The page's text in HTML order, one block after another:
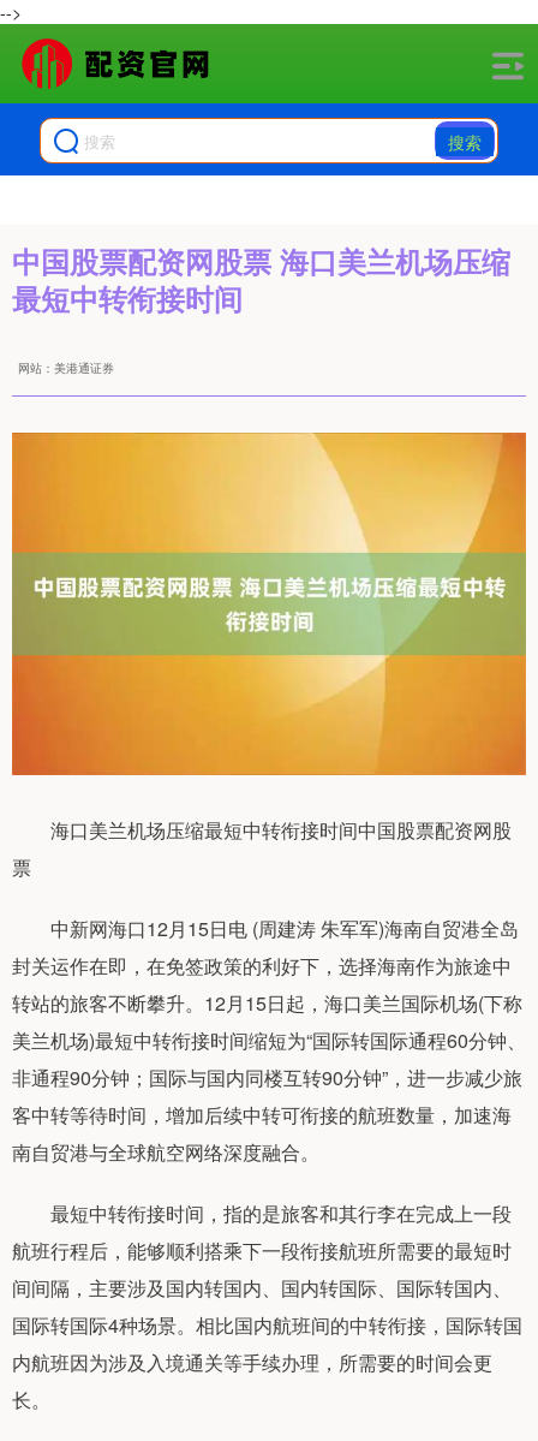
-->
搜索
中国股票配资网股票 海口美兰机场压缩
最短中转衔接时间
网站：美港通证券
海口美兰机场压缩最短中转衔接时间中国股票配资网股
票
中新网海口12月15日电 (周建涛 朱军军)海南自贸港全岛
封关运作在即，在免签政策的利好下，选择海南作为旅途中
转站的旅客不断攀升。12月15日起，海口美兰国际机场(下称
美兰机场)最短中转衔接时间缩短为“国际转国际通程60分钟、
非通程90分钟；国际与国内同楼互转90分钟”，进一步减少旅
客中转等待时间，增加后续中转可衔接的航班数量，加速海
南自贸港与全球航空网络深度融合。
最短中转衔接时间，指的是旅客和其行李在完成上一段
航班行程后，能够顺利搭乘下一段衔接航班所需要的最短时
间间隔，主要涉及国内转国内、国内转国际、国际转国内、
国际转国际4种场景。相比国内航班间的中转衔接，国际转国
内航班因为涉及入境通关等手续办理，所需要的时间会更
长。